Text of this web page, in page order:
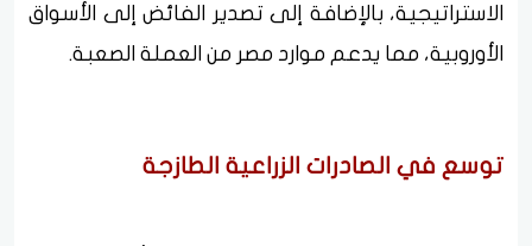
الاستراتيجية، بالإضافة إلى تصدير الفائض إلى الأسواق
الأوروبية، مما يدعم موارد مصر من العملة الصعبة.
توسع في الصادرات الزراعية الطازجة